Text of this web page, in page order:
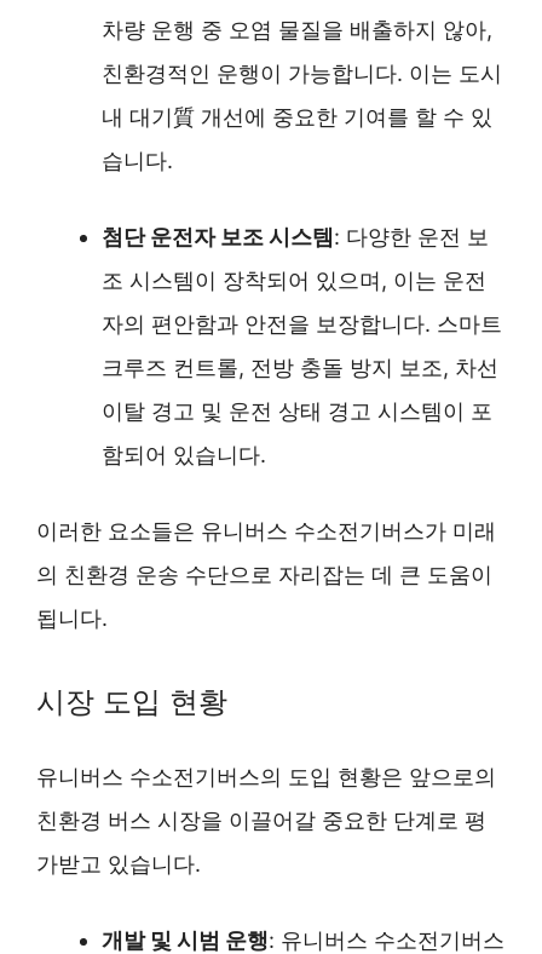
차량 운행 중 오염 물질을 배출하지 않아,
친환경적인 운행이 가능합니다. 이는 도시
내 대기質 개선에 중요한 기여를 할 수 있
습니다.
첨단 운전자 보조 시스템 : 다양한 운전 보
조 시스템이 장착되어 있으며, 이는 운전
자의 편안함과 안전을 보장합니다. 스마트
크루즈 컨트롤, 전방 충돌 방지 보조, 차선
이탈 경고 및 운전 상태 경고 시스템이 포
함되어 있습니다.
이러한 요소들은 유니버스 수소전기버스가 미래
의 친환경 운송 수단으로 자리잡는 데 큰 도움이
됩니다.
시장 도입 현황
유니버스 수소전기버스의 도입 현황은 앞으로의
친환경 버스 시장을 이끌어갈 중요한 단계로 평
가받고 있습니다.
개발 및 시범 운행: 유니버스 수소전기버스